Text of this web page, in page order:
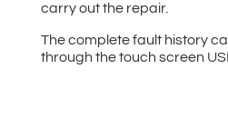
carry out the repair.
The complete fault history
through the touch screen